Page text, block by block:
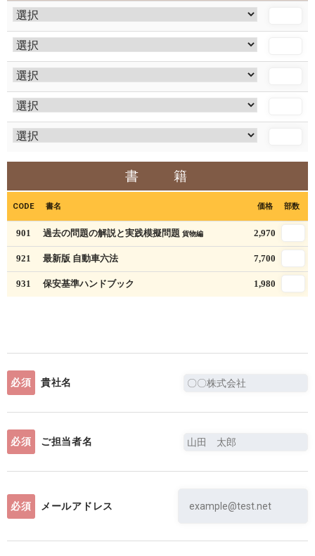
書 籍
CODE 書名 価格 部数
901 過去の問題の解説と実践模擬問題 貨物編 2,970
921 最新版 自動車六法 7,700
931 保安基準ハンドブック 1,980
必須 貴社名
必須 ご担当者名
必須 メールアドレス